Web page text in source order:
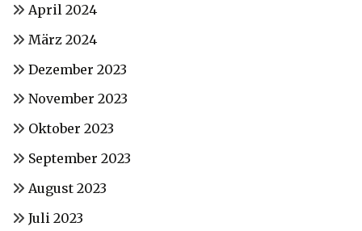
April 2024
März 2024
Dezember 2023
November 2023
Oktober 2023
September 2023
August 2023
Juli 2023